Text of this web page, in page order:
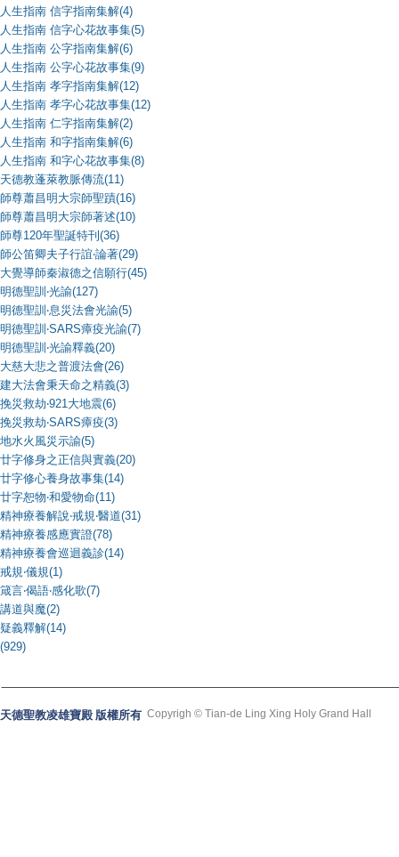
人生指南 信字指南集解(4)
人生指南 信字心花故事集(5)
人生指南 公字指南集解(6)
人生指南 公字心花故事集(9)
人生指南 孝字指南集解(12)
人生指南 孝字心花故事集(12)
人生指南 仁字指南集解(2)
人生指南 和字指南集解(6)
人生指南 和字心花故事集(8)
天德教蓬萊教脈傳流(11)
師尊蕭昌明大宗師聖蹟(16)
師尊蕭昌明大宗師著述(10)
師尊120年聖誕特刊(36)
師公笛卿夫子行誼‧論著(29)
大覺導師秦淑德之信願行(45)
明德聖訓‧光諭(127)
明德聖訓‧息災法會光諭(5)
明德聖訓‧SARS瘴疫光諭(7)
明德聖訓‧光諭釋義(20)
大慈大悲之普渡法會(26)
建大法會秉天命之精義(3)
挽災救劫‧921大地震(6)
挽災救劫‧SARS瘴疫(3)
地水火風災示諭(5)
廿字修身之正信與實義(20)
廿字修心養身故事集(14)
廿字恕物‧和愛物命(11)
精神療養解說‧戒規‧醫道(31)
精神療養感應實證(78)
精神療養會巡迴義診(14)
戒規‧儀規(1)
箴言‧偈語‧感化歌(7)
講道與魔(2)
疑義釋解(14)
(929)
天德聖教凌雄寶殿 版權所有 Copyrigh © Tian-de Ling Xing Holy Grand Hall